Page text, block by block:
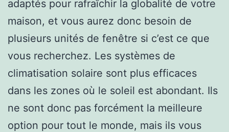
adaptés pour rafraîchir la globalité de votre
maison, et vous aurez donc besoin de
plusieurs unités de fenêtre si c’est ce que
vous recherchez. Les systèmes de
climatisation solaire sont plus efficaces
dans les zones où le soleil est abondant. Ils
ne sont donc pas forcément la meilleure
option pour tout le monde, mais ils vous